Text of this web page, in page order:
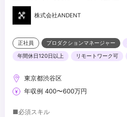
株式会社ANDENT
正社員 プロダクションマネージャー
年間休日120日以上
リモートワーク可
東京都渋谷区
年収例 400〜600万円
■必須スキル